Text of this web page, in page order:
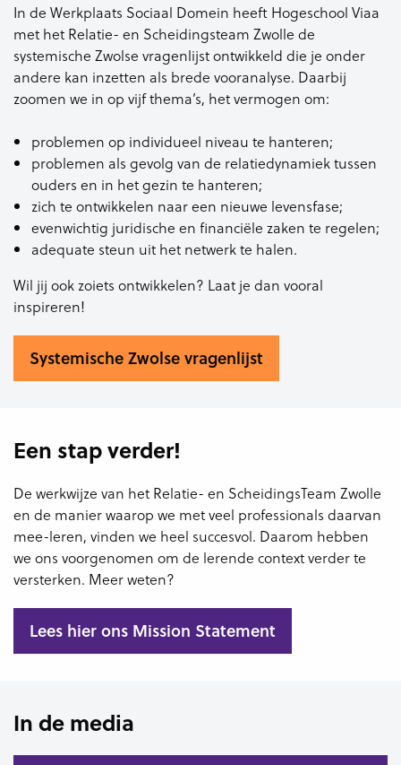
In de Werkplaats Sociaal Domein heeft Hogeschool Viaa
met het Relatie- en Scheidingsteam Zwolle de
systemische Zwolse vragenlijst ontwikkeld die je onder
andere kan inzetten als brede vooranalyse. Daarbij
zoomen we in op vijf thema’s, het vermogen om:
problemen op individueel niveau te hanteren;
problemen als gevolg van de relatiedynamiek tussen
ouders en in het gezin te hanteren;
zich te ontwikkelen naar een nieuwe levensfase;
evenwichtig juridische en financiële zaken te regelen;
adequate steun uit het netwerk te halen.
Wil jij ook zoiets ontwikkelen? Laat je dan vooral
inspireren!
Systemische Zwolse vragenlijst
Een stap verder!
De werkwijze van het Relatie- en ScheidingsTeam Zwolle
en de manier waarop we met veel professionals daarvan
mee-leren, vinden we heel succesvol. Daarom hebben
we ons voorgenomen om de lerende context verder te
versterken. Meer weten?
Lees hier ons Mission Statement
In de media